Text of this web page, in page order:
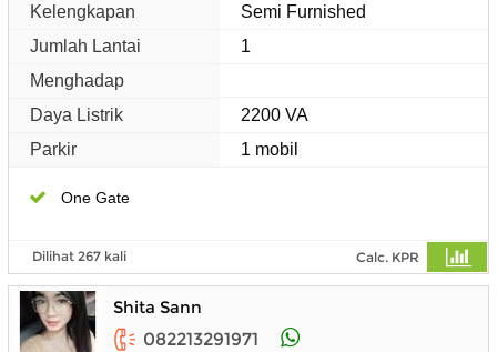
Kelengkapan
Semi Furnished
Jumlah Lantai
1
Menghadap
Daya Listrik
2200 VA
Parkir
1 mobil
One Gate
Dilihat 267 kali Calc. KPR
Shita Sann
082213291971